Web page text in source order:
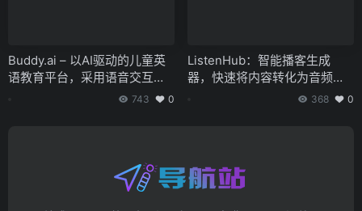
Buddy.ai – 以AI驱动的儿童英
语教育平台，采用语音交互与
743 0
ListenHub：智能播客生成
器，快速将内容转化为音频节
368 0